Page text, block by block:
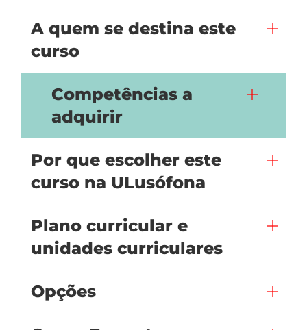
A quem se destina este
curso
Competências a
adquirir
Por que escolher este
curso na ULusófona
Plano curricular e
unidades curriculares
Opções